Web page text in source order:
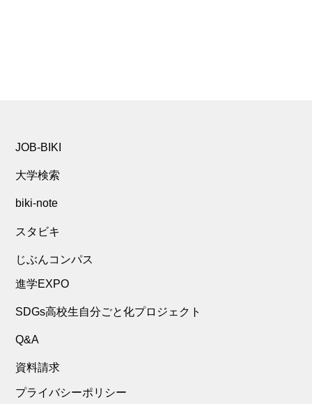
JOB-BIKI
大学検索
biki-note
スタビキ
じぶんコンパス
進学EXPO
SDGs高校生自分ごと化プロジェクト
Q&A
資料請求
プライバシーポリシー